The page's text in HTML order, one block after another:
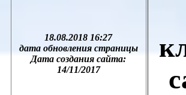
18.08.2018 16:27
дата обновления страницы
Дата создания сайта:
14/11/2017